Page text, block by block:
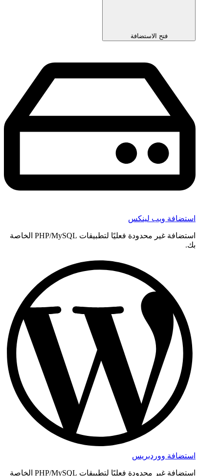
فتح الاستضافة
استضافة ويب لينكس
استضافة غير محدودة فعليًا لتطبيقات PHP/MySQL الخاصة
بك.
استضافة ووردبريس
استضافة غير محدودة فعليًا لتطبيقات PHP/MySQL الخاصة